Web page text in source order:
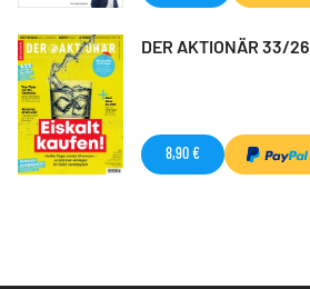
DER AKTIONÄR 33/26
8,90 €